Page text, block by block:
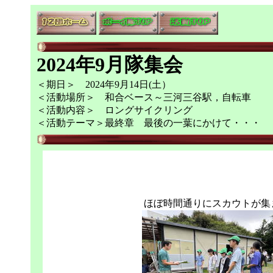
2024年9月隊集会
＜期日＞ 2024年9月14日(土）
＜活動場所＞ 和合ベース～三河三谷駅，自転車
＜活動内容＞ ロングサイクリング
＜活動テーマ＞最終章 最後の一葉にかけて・・・
ほぼ時間通りにスカウトが